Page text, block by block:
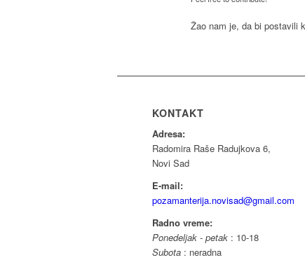
Žao nam je, da bi postavili
KONTAKT
Adresa:
Radomira Raše Radujkova 6,
Novi Sad
E-mail:
pozamanterija.novisad@gmail.com
Radno vreme:
Ponedeljak - petak : 10-18
Subota : neradna